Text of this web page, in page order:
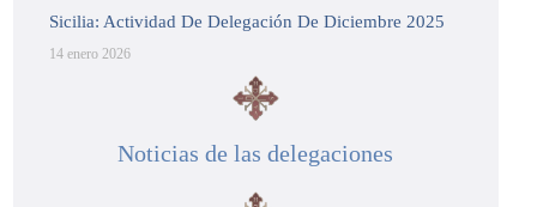
Sicilia: Actividad De Delegación De Diciembre 2025
14 enero 2026
Noticias de las delegaciones